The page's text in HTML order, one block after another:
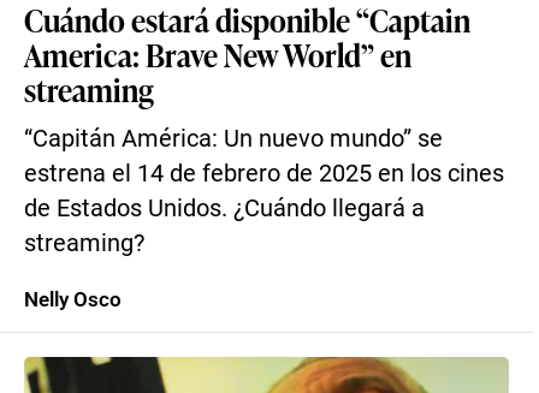
Cuándo estará disponible “Captain
America: Brave New World” en
streaming
“Capitán América: Un nuevo mundo” se
estrena el 14 de febrero de 2025 en los cines
de Estados Unidos. ¿Cuándo llegará a
streaming?
Nelly Osco